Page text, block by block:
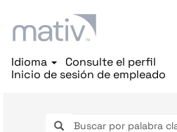
Idioma
Consulte el perfil
Inicio de sesión de empleado